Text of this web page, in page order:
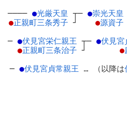
──── ●光厳天皇 ┬
●正親町三条秀子 ┘
─ ●崇光天皇
●源資子
─ ●伏見宮栄仁親王 ┬
●正親町三条治子 ┘
─ ●伏見宮
●
─ ●伏見宮貞常親王 … （以降は